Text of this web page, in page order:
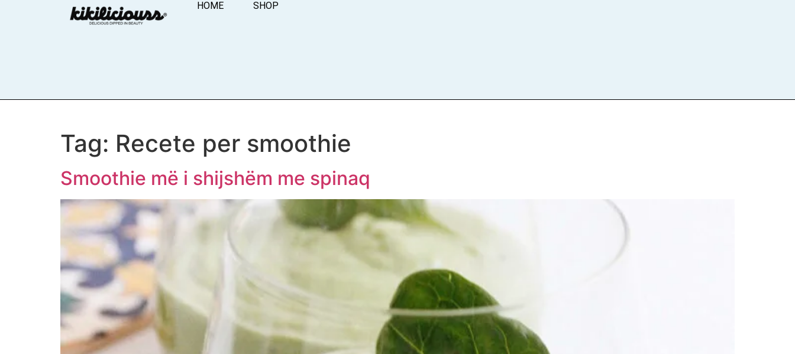
HOME SHOP
Tag: Recete per smoothie
Smoothie më i shijshëm me spinaq